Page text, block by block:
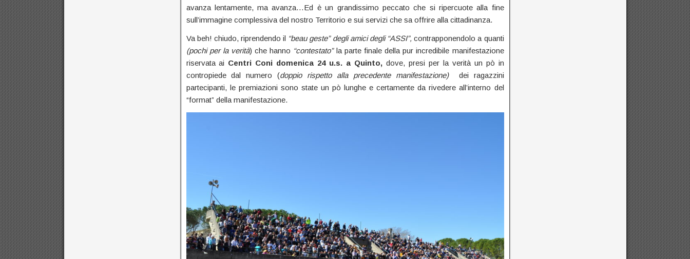
avanza lentamente, ma avanza…Ed è un grandissimo peccato che si ripercuote alla fine
sull’immagine complessiva del nostro Territorio e sui servizi che sa offrire alla cittadinanza.
Va beh! chiudo, riprendendo il “beau geste” degli amici degli “ASSI”,contrapponendolo a quanti
(pochi per la verità) che hanno “contestato”la parte finale della pur incredibile manifestazione
riservata ai Centri Coni domenica 24 u.s. a Quinto, dove, presi per la verità un pò in
contropiede dal numero (doppio rispetto alla precedente manifestazione)dei ragazzini
partecipanti, le premiazioni sono state un pò lunghe e certamente da rivedere all’interno del
“format” della manifestazione.